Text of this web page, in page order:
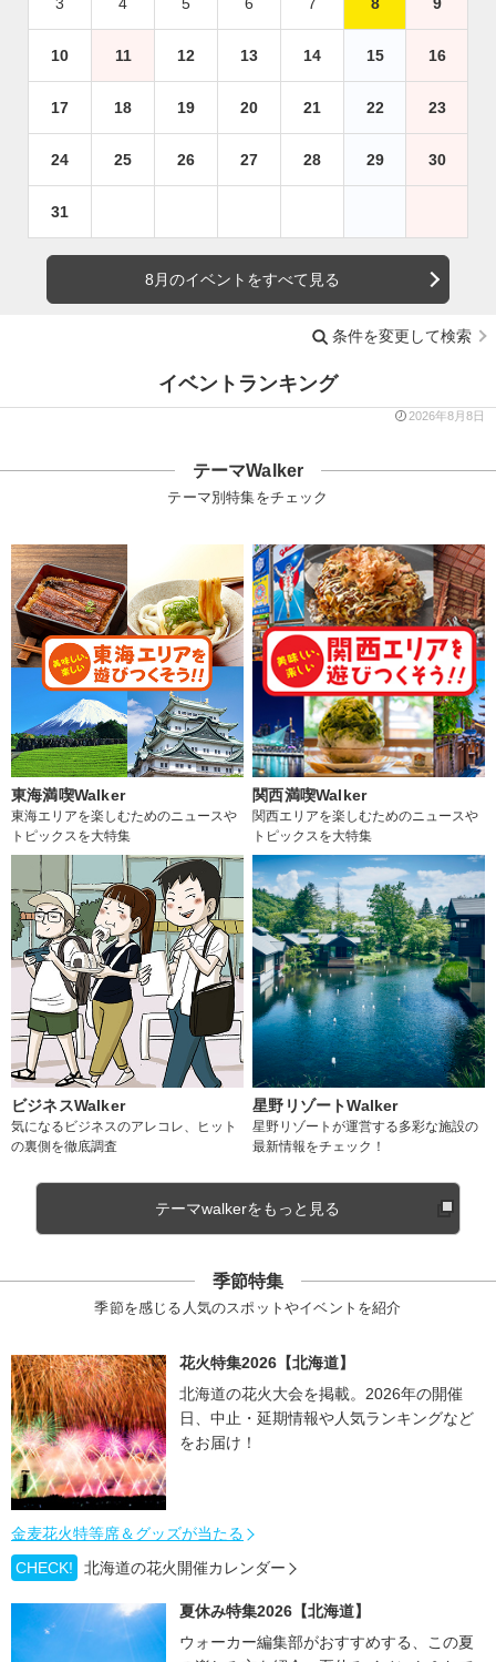
10 11 12 13 14 15 16
17 18 19 20 21 22 23
24 25 26 27 28 29 30
31
8月のイベントをすべて見る
条件を変更して検索
イベントランキング
2026年8月8日
テーマWalker
テーマ別特集をチェック
東海満喫Walker
東海エリアを楽しむためのニュースや
トピックスを大特集
関西満喫Walker
関西エリアを楽しむためのニュースや
トピックスを大特集
ビジネスWalker
気になるビジネスのアレコレ、ヒット
の裏側を徹底調査
星野リゾートWalker
星野リゾートが運営する多彩な施設の
最新情報をチェック！
テーマwalkerをもっと見る
季節特集
季節を感じる人気のスポットやイベントを紹介
花火特集2026【北海道】
北海道の花火大会を掲載。2026年の開催
日、中止・延期情報や人気ランキングなど
をお届け！
金麦花火特等席＆グッズが当たる
CHECK!
北海道の花火開催カレンダー
夏休み特集2026【北海道】
ウォーカー編集部がおすすめする、この夏